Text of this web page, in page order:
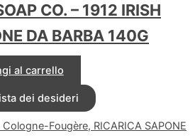
CO. – 1912 IRISH
DA BARBA 140G
al carrello
dei desideri